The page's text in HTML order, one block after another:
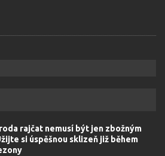
rajčat nemusí být jen zbožným
si úspěšnou sklizeň již během